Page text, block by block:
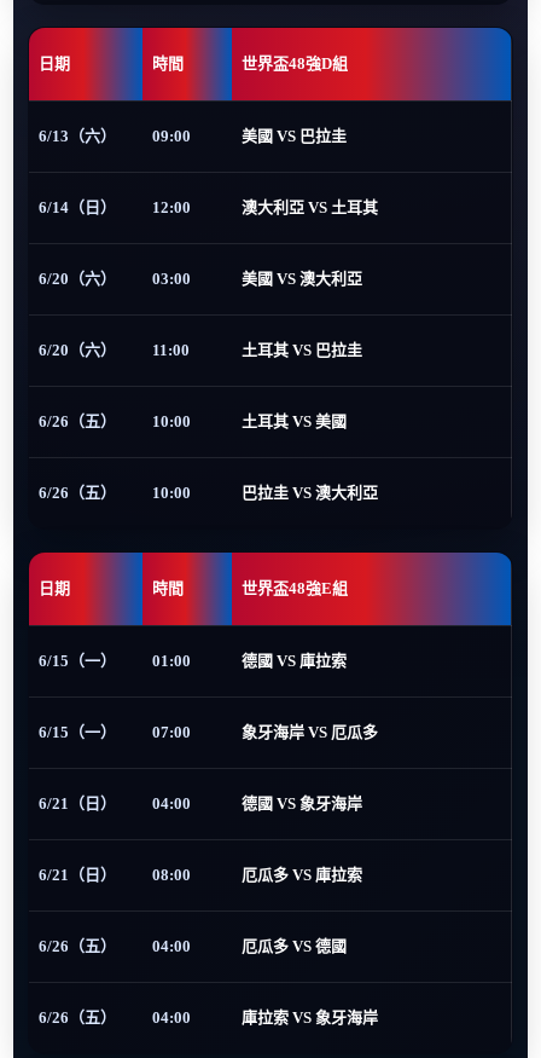
日期 時間 世界盃48強D組
6/13（六） 09:00 美國 VS 巴拉圭
6/14（日） 12:00 澳大利亞 VS 土耳其
6/20（六） 03:00 美國 VS 澳大利亞
6/20（六） 11:00 土耳其 VS 巴拉圭
6/26（五） 10:00 土耳其 VS 美國
6/26（五） 10:00 巴拉圭 VS 澳大利亞
日期 時間 世界盃48強E組
6/15（一） 01:00 德國 VS 庫拉索
6/15（一） 07:00 象牙海岸 VS 厄瓜多
6/21（日） 04:00 德國 VS 象牙海岸
6/21（日） 08:00 厄瓜多 VS 庫拉索
6/26（五） 04:00 厄瓜多 VS 德國
6/26（五） 04:00 庫拉索 VS 象牙海岸